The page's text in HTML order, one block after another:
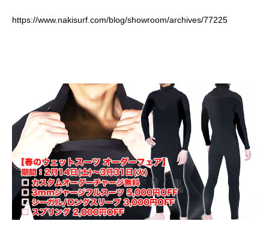
https://www.nakisurf.com/blog/showroom/archives/77225